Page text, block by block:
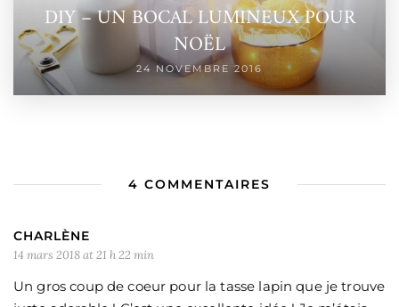
DIY – UN BOCAL LUMINEUX POUR
NOËL
24 NOVEMBRE 2016
4 COMMENTAIRES
CHARLÈNE
14 mars 2018 at 21 h 22 min
Un gros coup de coeur pour la tasse lapin que je trouve